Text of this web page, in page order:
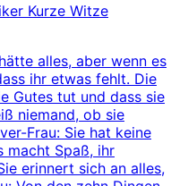
Kurze Witze
alles, aber wenn es
ihr etwas fehlt. Die
Gutes tut und dass sie
niemand, ob sie
Frau: Sie hat keine
macht Spaß, ihr
erinnert sich an alles,